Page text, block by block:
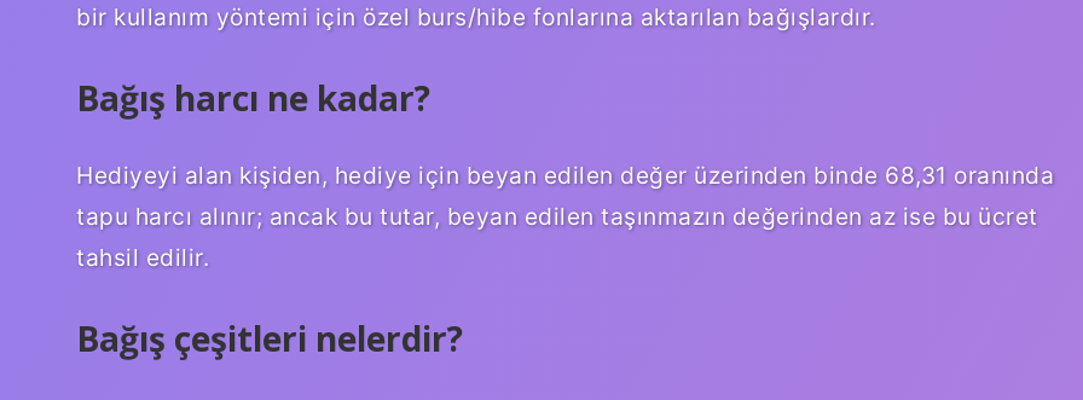
bir kullanım yöntemi için özel burs/hibe fonlarına aktarılan bağışlardır.
Bağış harcı ne kadar?
Hediyeyi alan kişiden, hediye için beyan edilen değer üzerinden binde 68,31 oranında
tapu harcı alınır; ancak bu tutar, beyan edilen taşınmazın değerinden az ise bu ücret
tahsil edilir.
Bağış çeşitleri nelerdir?